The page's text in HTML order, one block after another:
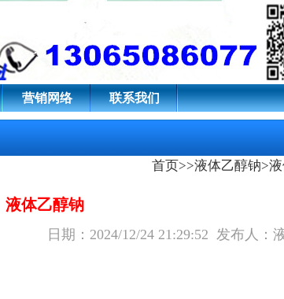
营销网络 联系我们
首页>>液体乙醇钠>
液体乙醇钠
日期：2024/12/24 21:29:52 发布人：